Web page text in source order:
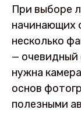
При выборе
начинающих
несколько
—
нужна
основ
полезными